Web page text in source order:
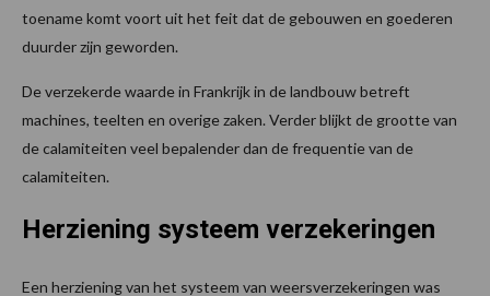
toename komt voort uit het feit dat de gebouwen en goederen
duurder zijn geworden.
De verzekerde waarde in Frankrijk in de landbouw betreft
machines, teelten en overige zaken. Verder blijkt de grootte van
de calamiteiten veel bepalender dan de frequentie van de
calamiteiten.
Herziening systeem verzekeringen
Een herziening van het systeem van weersverzekeringen was